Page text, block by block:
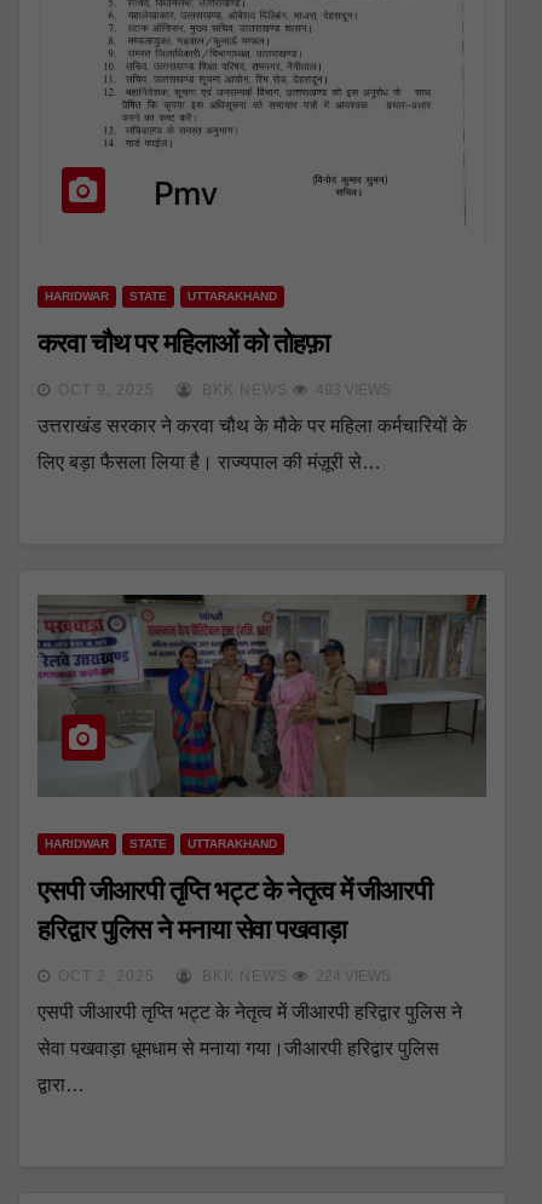
HARIDWAR STATE UTTARAKHAND
करवा चौथ पर महिलाओं को तोहफ़ा
OCT 9, 2025 BKK NEWS 493 VIEWS
उत्तराखंड सरकार ने करवा चौथ के मौके पर महिला कर्मचारियों के
लिए बड़ा फैसला लिया है। राज्यपाल की मंज़ूरी से…
HARIDWAR STATE UTTARAKHAND
एसपी जीआरपी तृप्ति भट्ट के नेतृत्व में जीआरपी
हरिद्वार पुलिस ने मनाया सेवा पखवाड़ा
OCT 2, 2025 BKK NEWS 224 VIEWS
एसपी जीआरपी तृप्ति भट्ट के नेतृत्व में जीआरपी हरिद्वार पुलिस ने
सेवा पखवाड़ा धूमधाम से मनाया गया।जीआरपी हरिद्वार पुलिस
द्वारा…